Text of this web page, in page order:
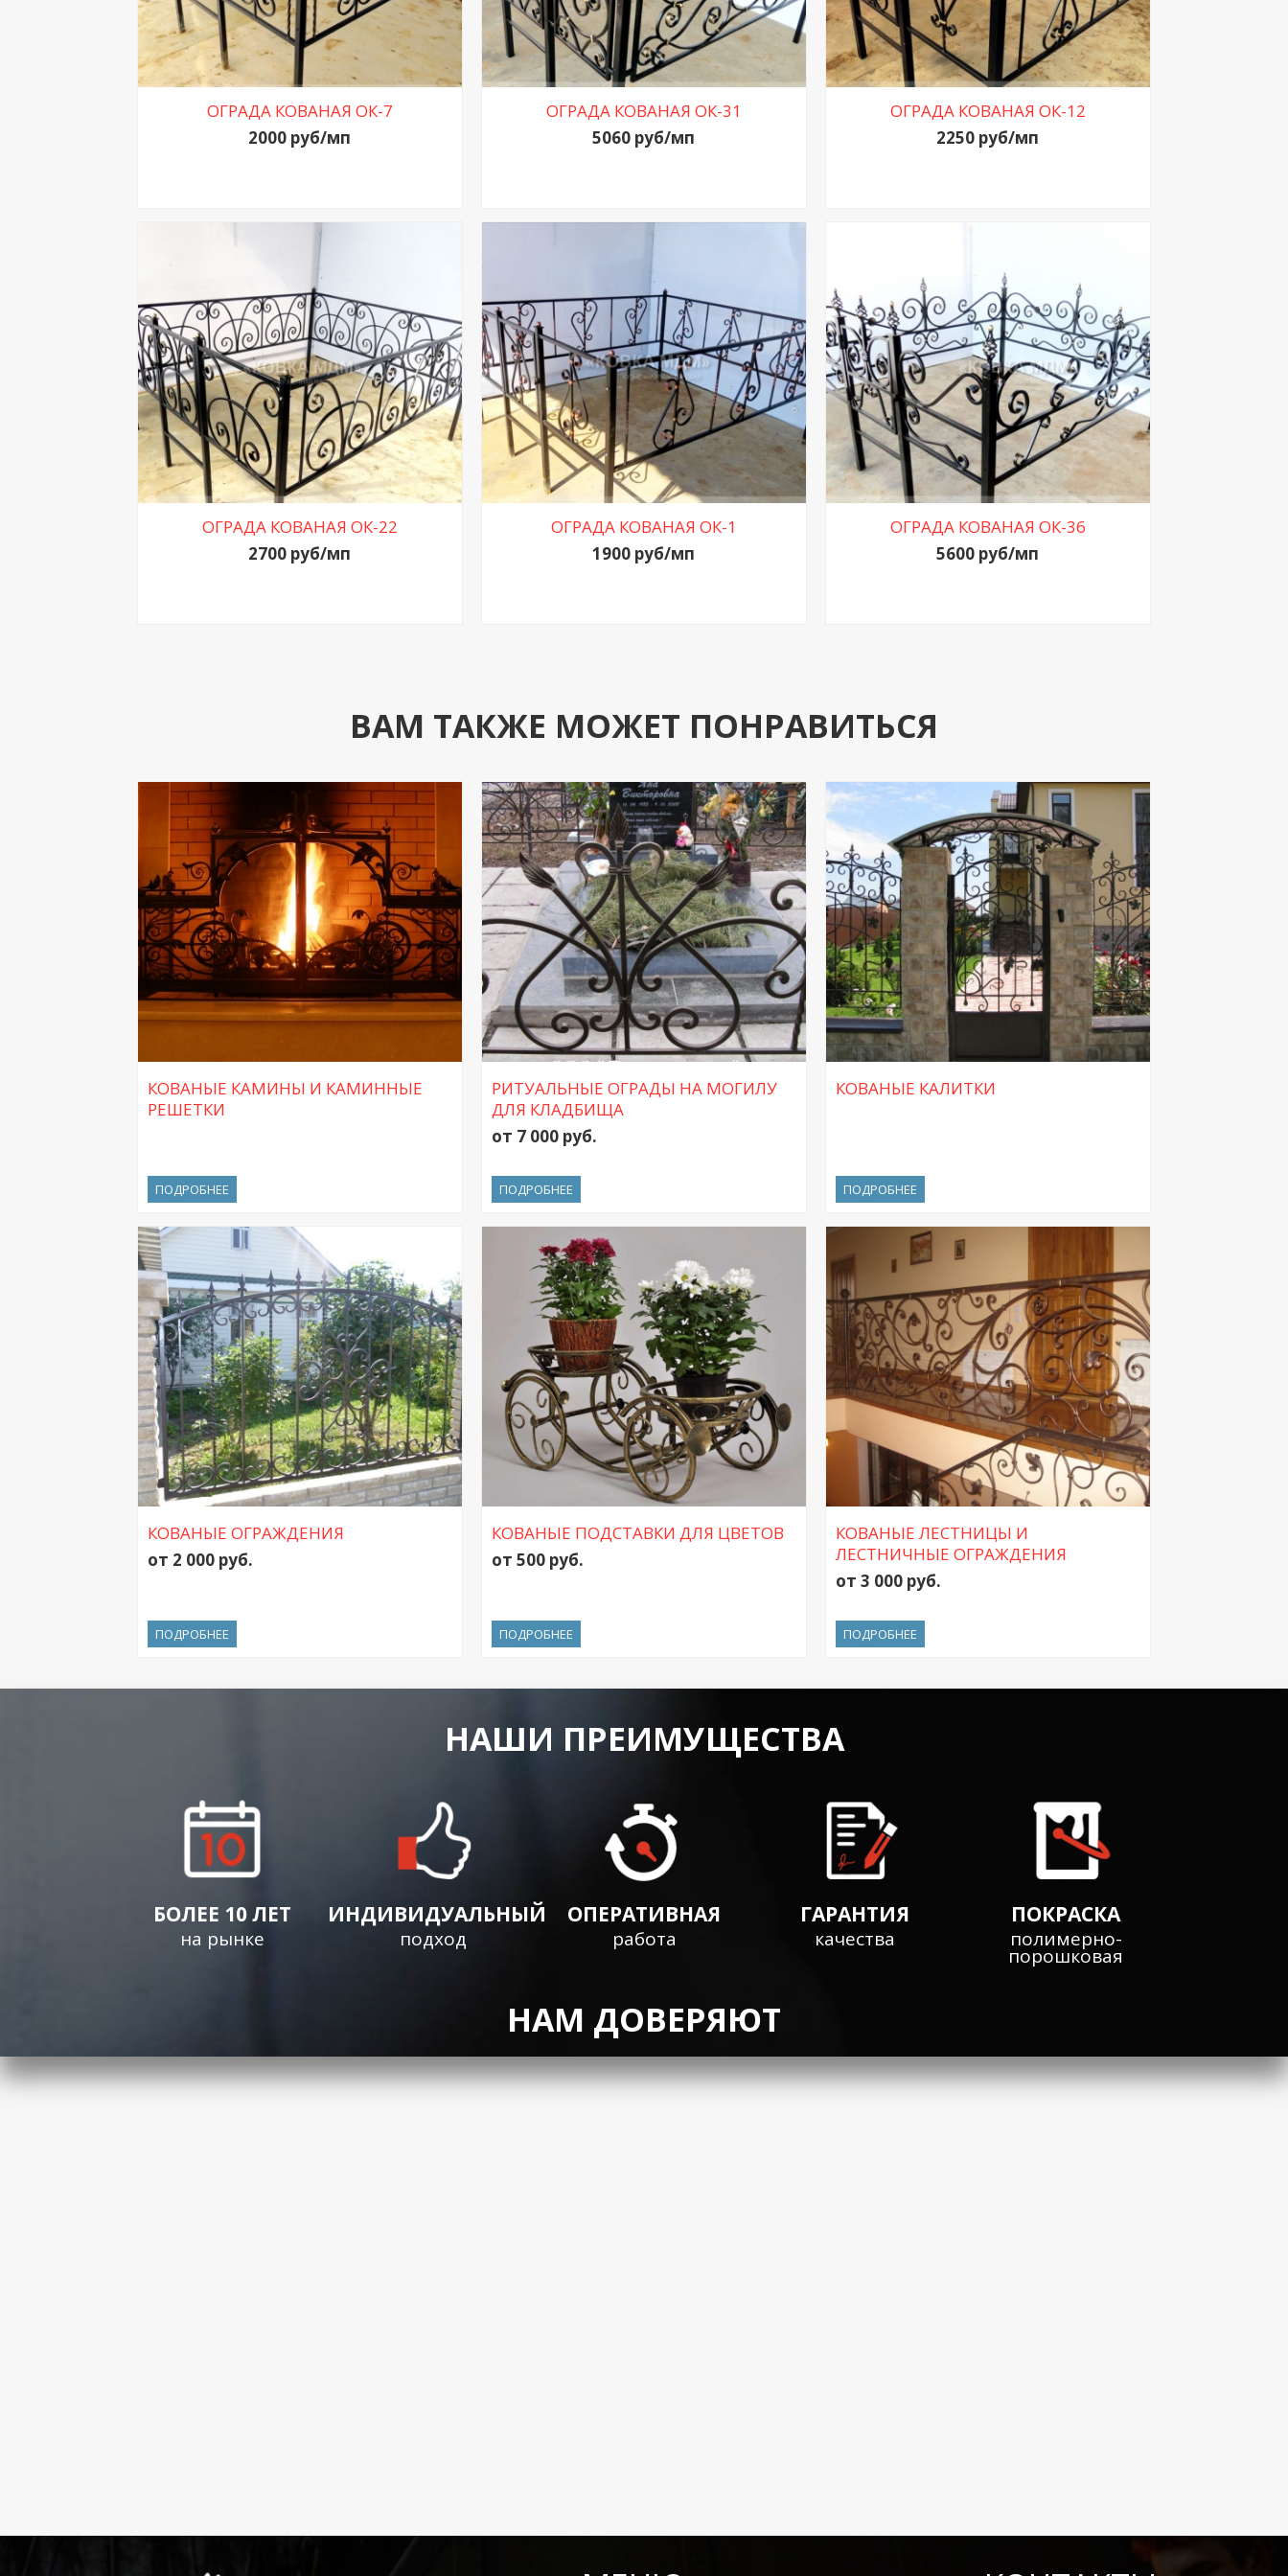
ОГРАДА КОВАНАЯ ОК-7
2000 руб/мп
ОГРАДА КОВАНАЯ ОК-31
5060 руб/мп
ОГРАДА КОВАНАЯ ОК-12
2250 руб/мп
ОГРАДА КОВАНАЯ ОК-22
2700 руб/мп
ОГРАДА КОВАНАЯ ОК-1
1900 руб/мп
ОГРАДА КОВАНАЯ ОК-36
5600 руб/мп
ВАМ ТАКЖЕ МОЖЕТ ПОНРАВИТЬСЯ
КОВАНЫЕ КАМИНЫ И КАМИННЫЕ
РЕШЕТКИ
ПОДРОБНЕЕ
РИТУАЛЬНЫЕ ОГРАДЫ НА МОГИЛУ
ДЛЯ КЛАДБИЩА
от 7 000 руб.
ПОДРОБНЕЕ
КОВАНЫЕ КАЛИТКИ
ПОДРОБНЕЕ
КОВАНЫЕ ОГРАЖДЕНИЯ
от 2 000 руб.
ПОДРОБНЕЕ
КОВАНЫЕ ПОДСТАВКИ ДЛЯ ЦВЕТОВ
от 500 руб.
ПОДРОБНЕЕ
КОВАНЫЕ ЛЕСТНИЦЫ И
ЛЕСТНИЧНЫЕ ОГРАЖДЕНИЯ
от 3 000 руб.
ПОДРОБНЕЕ
НАШИ ПРЕИМУЩЕСТВА
БОЛЕЕ 10 ЛЕТ
на рынке
ИНДИВИДУАЛЬНЫЙ
подход
ОПЕРАТИВНАЯ
работа
ГАРАНТИЯ
качества
ПОКРАСКА
полимерно-
порошковая
НАМ ДОВЕРЯЮТ